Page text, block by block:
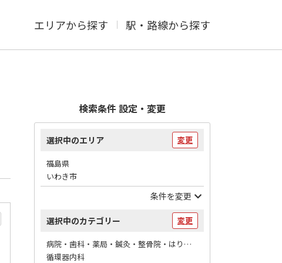
エリアから探す 駅・路線から探す
検索条件 設定・変更
選択中のエリア 変更
福島県
いわき市
条件を変更
選択中のカテゴリー 変更
病院・歯科・薬局・鍼灸・整骨院・はりマッサージ / 病院
循環器内科